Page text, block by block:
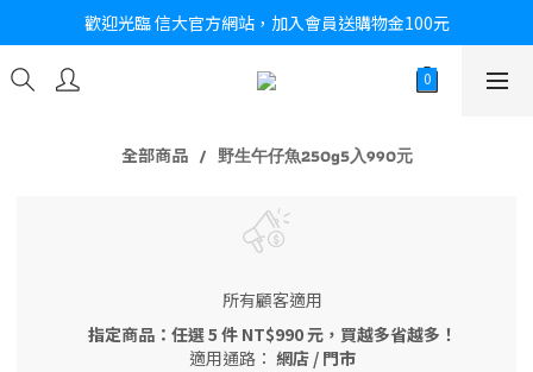
歡迎光臨 信大官方網站，加入會員送購物金100元
全部商品 野生午仔魚250g5入990元
所有顧客適用
指定商品：任選 5 件 NT$990 元，買越多省越多！
適用通路： 網店 / 門市